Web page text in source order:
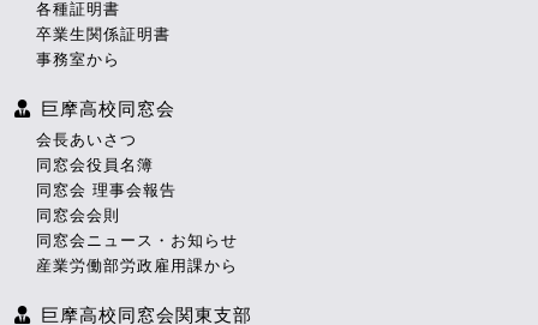
各種証明書
卒業生関係証明書
事務室から
巨摩高校同窓会
会長あいさつ
同窓会役員名簿
同窓会 理事会報告
同窓会会則
同窓会ニュース・お知らせ
産業労働部労政雇用課から
巨摩高校同窓会関東支部